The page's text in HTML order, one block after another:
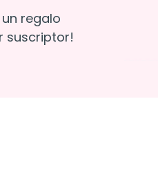
regalo
suscriptor!